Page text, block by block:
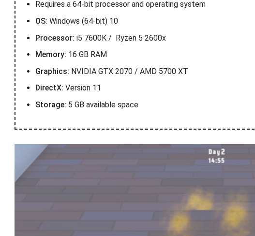
Requires a 64-bit processor and operating system
OS: Windows (64-bit) 10
Processor: i5 7600K / Ryzen 5 2600x
Memory: 16 GB RAM
Graphics: NVIDIA GTX 2070 / AMD 5700 XT
DirectX: Version 11
Storage: 5 GB available space